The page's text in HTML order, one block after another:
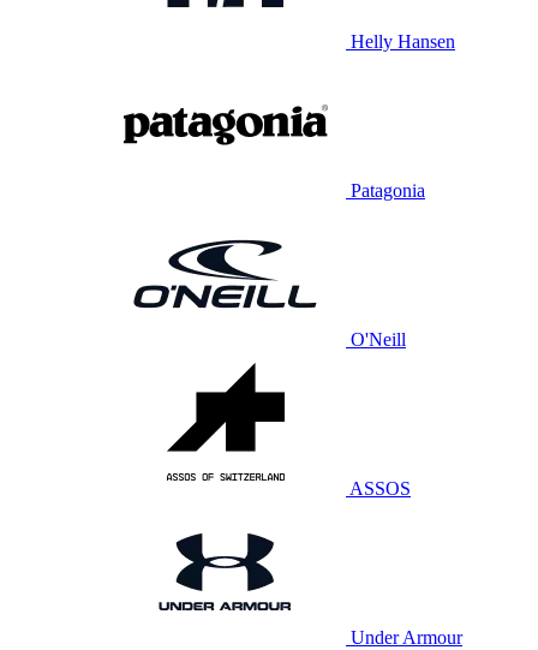
Helly Hansen
Patagonia
O'Neill
ASSOS
Under Armour